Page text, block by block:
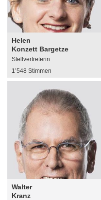
Helen
Konzett Bargetze
Stellvertreterin
1’548 Stimmen
Walter
Kranz